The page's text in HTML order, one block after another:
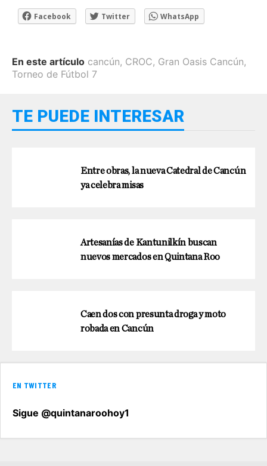
Facebook Twitter WhatsApp
En este artículo cancún, CROC, Gran Oasis Cancún,
Torneo de Fútbol 7
TE PUEDE INTERESAR
Entre obras, la nueva Catedral de Cancún
ya celebra misas
Artesanías de Kantunilkín buscan
nuevos mercados en Quintana Roo
Caen dos con presunta droga y moto
robada en Cancún
EN TWITTER
Sigue @quintanaroohoy1